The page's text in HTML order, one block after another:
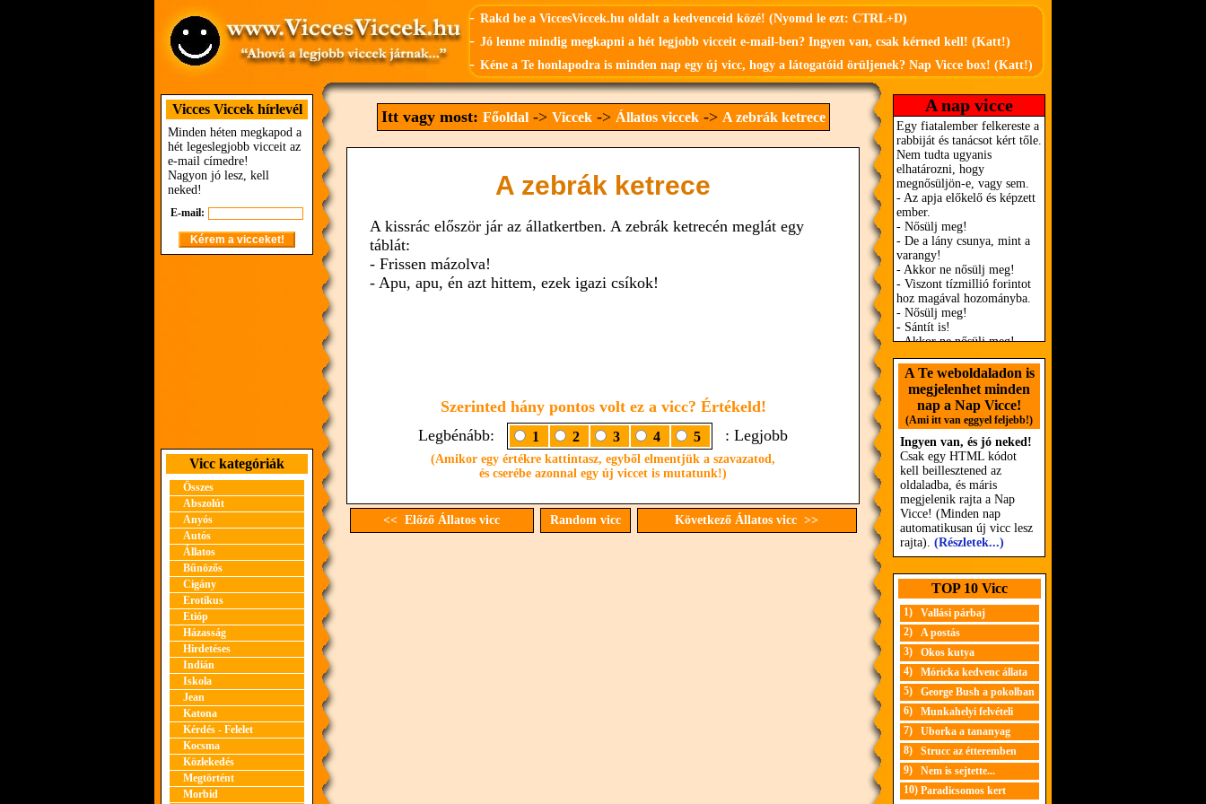
- Rakd be a ViccesViccek.hu oldalt a kedvenceid közé! (Nyomd le ezt: CTRL+D)
- Jó lenne mindig megkapni a hét legjobb vicceit e-mail-ben? Ingyen van, csak kérned kell! (Katt!)
- Kéne a Te honlapodra is minden nap egy új vicc, hogy a látogatóid örüljenek? Nap Vicce box! (Katt!)
Vicces Viccek hírlevél
Minden héten megkapod a
hét legeslegjobb vicceit az
e-mail címedre!
Nagyon jó lesz, kell
neked!
E-mail:
Vicc kategóriák
Összes
Abszolút
Anyós
Autós
Állatos
Bűnözős
Cigány
Erotikus
Etióp
Házasság
Hirdetéses
Indián
Iskola
Jean
Katona
Kérdés - Felelet
Kocsma
Közlekedés
Megtörtént
Morbid
Itt vagy most: Főoldal-> Viccek-> Állatos viccek-> A zebrák ketrece
A zebrák ketrece
A kissrác először jár az állatkertben. A zebrák ketrecén meglát egy
táblát:
- Frissen mázolva!
- Apu, apu, én azt hittem, ezek igazi csíkok!
Szerinted hány pontos volt ez a vicc? Értékeld!
Legbénább:
1 2 3 4 5 : Legjobb
(Amikor egy értékre kattintasz, egyből elmentjük a szavazatod,
és cserébe azonnal egy új viccet is mutatunk!)
<< Előző Állatos vicc Random vicc Következő Állatos vicc >>
A nap vicce
A Te weboldaladon is
megjelenhet minden
nap a Nap Vicce!
(Ami itt van eggyel feljebb!)
Ingyen van, és jó neked!
Csak egy HTML kódot
kell beillesztened az
oldaladba, és máris
megjelenik rajta a Nap
Vicce! (Minden nap
automatikusan új vicc lesz
rajta). (Részletek...)
TOP 10 Vicc
1)
Vallási párbaj
2)
A postás
3)
Okos kutya
4)
Móricka kedvenc állata
5)
George Bush a pokolban
6)
Munkahelyi felvételi
7)
Uborka a tananyag
8)
Strucc az étteremben
9)
Nem is sejtette...
10) Paradicsomos kert